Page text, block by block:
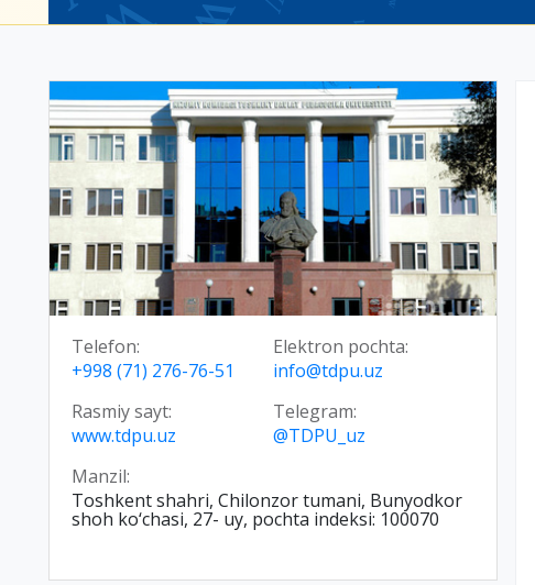
Telefon:
+998 (71) 276-76-51
Elektron pochta:
info@tdpu.uz
Rasmiy sayt:
www.tdpu.uz
Telegram:
@TDPU_uz
Manzil:
Toshkent shahri, Chilonzor tumani, Bunyodkor
shoh ko‘chasi, 27- uy, pochta indeksi: 100070